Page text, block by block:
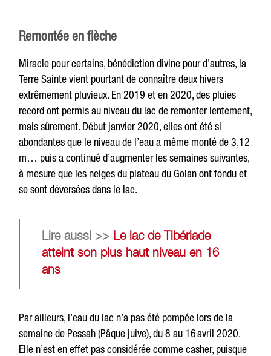
Remontée en flèche
Miracle pour certains, bénédiction divine pour d’autres, la
Terre Sainte vient pourtant de connaître deux hivers
extrêmement pluvieux. En 2019 et en 2020, des pluies
record ont permis au niveau du lac de remonter lentement,
mais sûrement. Début janvier 2020, elles ont été si
abondantes que le niveau de l’eau a même monté de 3,12
m… puis a continué d’augmenter les semaines suivantes,
à mesure que les neiges du plateau du Golan ont fondu et
se sont déversées dans le lac.
Lire aussi >> Le lac de Tibériade
atteint son plus haut niveau en 16
ans
Par ailleurs, l’eau du lac n’a pas été pompée lors de la
semaine de Pessah (Pâque juive), du 8 au 16 avril 2020.
Elle n’est en effet pas considérée comme casher, puisque